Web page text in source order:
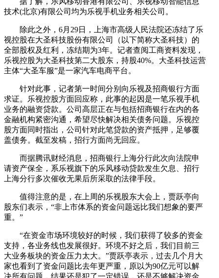
技术(北京)有限公司均为乐视手机业务相关公司。
除此之外，6月29日，上海市高级人民法院还冻结了乐
视控股在大圣科技股份有限公司（以下简称大圣科技）的
全部股权及红利，冻结期为3年。记者查阅工商资料发现，
乐视控股为大圣科技第二大股东，持股40%。大圣科技运营
主体“大圣车服”是一家汽车电商平台。
针对此事，记者第一时间分别向乐视及招商银行方面
求证。乐视控股方面回应称，此事的起因是一笔乐视手机
业务的融资贷款。公司高层正在与包括招商银行在内的各
金融机构紧密沟通，希望尽快解决相关债务问题。乐视控
股方面同时指出，公司针对此笔贷款的资产抵押，足够覆
盖债务。截至发稿，招行方面尚无回应。
而据腾讯财经消息，招商银行上海分行此次向法院申
请资产保全，系乐视旗下的乐风移动贷款发生欠息、招行
上海分行多次催收无果后所采取的法律手段。
值得注意的是，在上周的乐视股东大会上，贾跃亭向
股东们表示，“非上市体系的资金问题远比我们想象的要严
重。”
“在资金市场环境较好的时候，我们获得了较多的资金
支持，各业务线也发展很好。环境不好之后，我们目前三
大业务板块的资金压力太大。”贾跃亭表示，过去几个月大
家也看到了资金问题比去年更严重，原以为90亿元可以解
决所有问题，结果还是犯了一定错误，还是不够解决资金